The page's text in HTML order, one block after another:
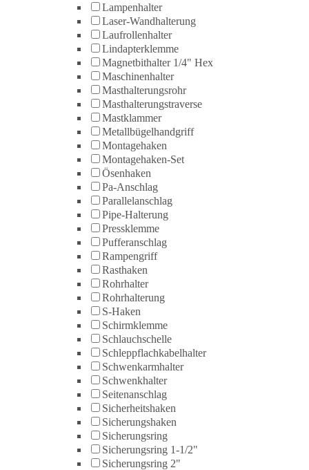
Lampenhalter
Laser-Wandhalterung
Laufrollenhalter
Lindapterklemme
Magnetbithalter 1/4" Hex
Maschinenhalter
Masthalterungsrohr
Masthalterungstraverse
Mastklammer
Metallbügelhandgriff
Montagehaken
Montagehaken-Set
Ösenhaken
Pa-Anschlag
Parallelanschlag
Pipe-Halterung
Pressklemme
Pufferanschlag
Rampengriff
Rasthaken
Rohrhalter
Rohrhalterung
S-Haken
Schirmklemme
Schlauchschelle
Schleppflachkabelhalter
Schwenkarmhalter
Schwenkhalter
Seitenanschlag
Sicherheitshaken
Sicherungshaken
Sicherungsring
Sicherungsring 1-1/2"
Sicherungsring 2"